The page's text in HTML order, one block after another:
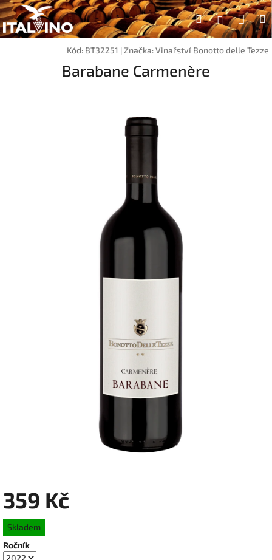
Přejít
na
obsah
Hledat
Kód: BT32251 |Značka:Vinařství Bonotto delle Tezze
Barabane Carmenère
359 Kč
Měrná
cena:
Skladem
Ročník